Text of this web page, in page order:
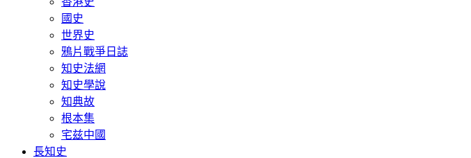
國史
世界史
鴉片戰爭日誌
知史法網
知史學說
知典故
根本集
宅兹中國
長知史